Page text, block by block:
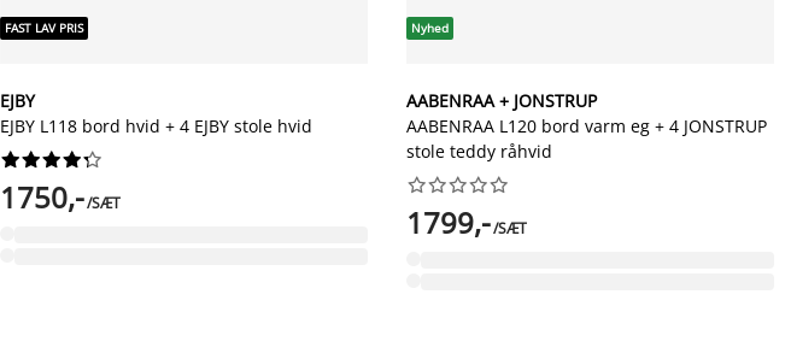
FAST LAV PRIS
EJBY
EJBY L118 bord hvid + 4 EJBY stole hvid






1750,-/SÆT
Nyhed
AABENRAA + JONSTRUP
AABENRAA L120 bord varm eg + 4 JONSTRUP
stole teddy råhvid






1799,-/SÆT